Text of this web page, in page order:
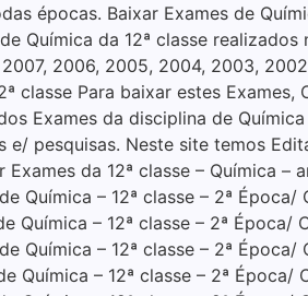
épocas. Baixar Exames de
Química da 12ª classe
2006, 2005, 2004, 2003,
classe Para baixar estes
Exames da disciplina de
pesquisas. Neste site temos
da 12ª classe – Química –
Química – 12ª classe – 2ª Época/
Química – 12ª classe – 2ª Época/
Química – 12ª classe – 2ª Época/
Química – 12ª classe – 2ª Época/